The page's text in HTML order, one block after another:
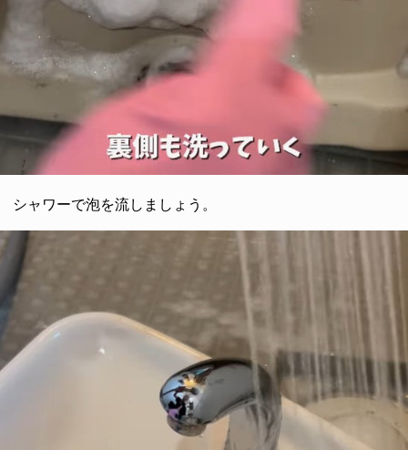
シャワーで泡を流しましょう。